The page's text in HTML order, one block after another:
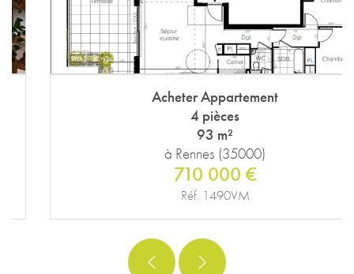
Acheter Appartement
4 pièces
à Rennes (35000)
710 000 €
Réf. 1490VM